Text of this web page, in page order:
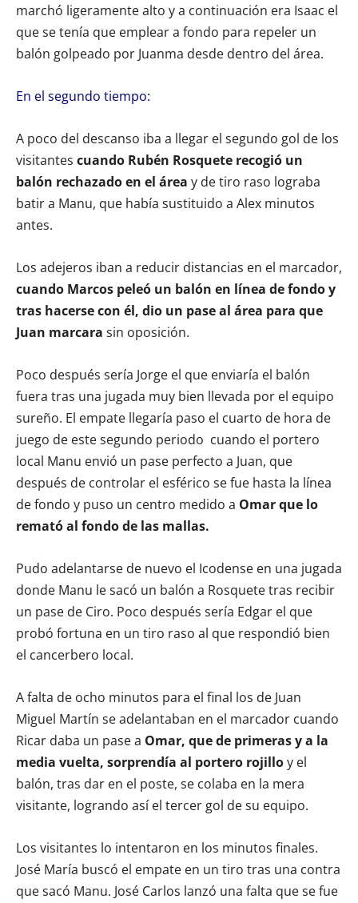
marchó ligeramente alto y a continuación era Isaac el
que se tenía que emplear a fondo para repeler un
balón golpeado por Juanma desde dentro del área.
En el segundo tiempo:
A poco del descanso iba a llegar el segundo gol de los
visitantes cuando Rubén Rosquete recogió un
balón rechazado en el área y de tiro raso lograba
batir a Manu, que había sustituido a Alex minutos
antes.
Los adejeros iban a reducir distancias en el marcador,
cuando Marcos peleó un balón en línea de fondo y
tras hacerse con él, dio un pase al área para que
Juan marcara sin oposición.
Poco después sería Jorge el que enviaría el balón
fuera tras una jugada muy bien llevada por el equipo
sureño. El empate llegaría paso el cuarto de hora de
juego de este segundo periodo cuando el portero
local Manu envió un pase perfecto a Juan, que
después de controlar el esférico se fue hasta la línea
de fondo y puso un centro medido a Omar que lo
remató al fondo de las mallas.
Pudo adelantarse de nuevo el Icodense en una jugada
donde Manu le sacó un balón a Rosquete tras recibir
un pase de Ciro. Poco después sería Edgar el que
probó fortuna en un tiro raso al que respondió bien
el cancerbero local.
A falta de ocho minutos para el final los de Juan
Miguel Martín se adelantaban en el marcador cuando
Ricar daba un pase a Omar, que de primeras y a la
media vuelta, sorprendía al portero rojilloy el
balón, tras dar en el poste, se colaba en la mera
visitante, logrando así el tercer gol de su equipo.
Los visitantes lo intentaron en los minutos finales.
José María buscó el empate en un tiro tras una contra
que sacó Manu. José Carlos lanzó una falta que se fue